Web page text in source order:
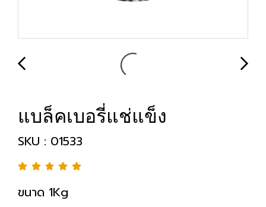
แบล็คเบอรี่แช่แข็ง
SKU : 01533
ขนาด 1Kg